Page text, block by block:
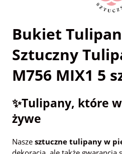
Bukiet
Sztuczny
M756 MIX1 5
✨Tulipany, które
żywe
Nasze sztuczne tulipany w